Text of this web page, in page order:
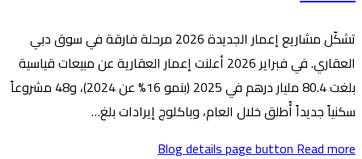
تشكّل مشاريع إعمار الجديدة 2026 مرحلة فارقة في سوق دبي
فبراير 2026 أعلنت إعمار العقارية عن مبيعات قياسية
بلغت 80.4 مليار درهم في 2025 (بنمو 16% عن 2024)، و48 مشروعاً
إيرادات بلغ…
Blog